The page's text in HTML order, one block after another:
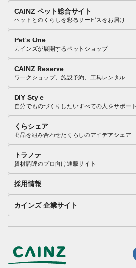
CAINZ ペット総合サイト
ペットとのくらしを彩るサービスをお届け
Pet’s One
カインズが展開するペットショップ
CAINZ Reserve
ワークショップ、施設予約、工具レンタル
DIY Style
自分でものづくりしたいすべての人をサポート
くらシェア
商品を組み合わせたくらしのアイデアシェア
トラノテ
資材調達のプロ向け通販サイト
採用情報
カインズ 企業サイト